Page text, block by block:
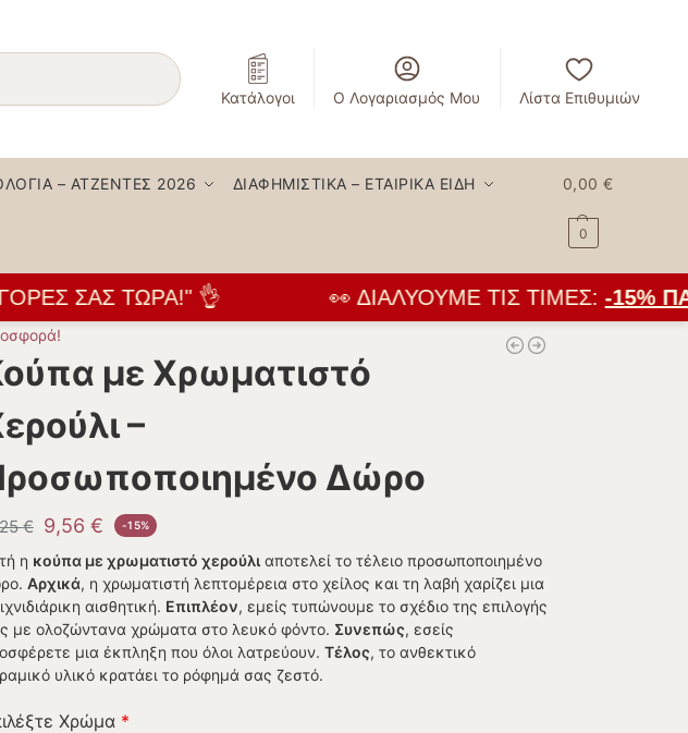
Αναζήτηση
Κατάλογοι Ο Λογαριασμός Μου Λίστα Επιθυμιών
– ΑΤΖΈΝΤΕΣ 2026 ΔΙΑΦΗΜΙΣΤΙΚΆ – ΕΤΑΙΡΙΚΆ ΕΊΔΗ 0,00€
0
ΣΑΣ ΤΏΡΑ!" 👌 👀 ΔΙΑΛΎΟΥΜΕ ΤΙΣ ΤΙΜΈΣ:-15%
με Χρωματιστό
–
Δώρο
€ 9,56 € -15%
η κούπα με χρωματιστό χερούλιαποτελεί το τέλειο προσωποποιημένο
Αρχικά, η χρωματιστή λεπτομέρεια στο χείλος και τη λαβή χαρίζει μια
αισθητική. Επιπλέον, εμείς τυπώνουμε το σχέδιο της επιλογής
με ολοζώντανα χρώματα στο λευκό φόντο. Συνεπώς, εσείς
μια έκπληξη που όλοι λατρεύουν. Τέλος, το ανθεκτικό
υλικό κρατάει το ρόφημά σας ζεστό.
Χρώμα *